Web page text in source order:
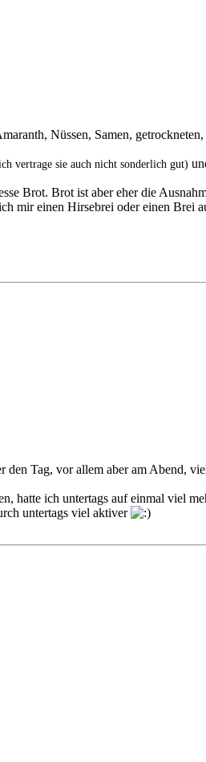
Nüssen, Samen,
vertrage sie auch nicht sonderlich gut)
Brot. Brot ist aber eher die
mir einen Hirsebrei oder einen Brei
Tag, vor allem aber am Abend,
hatte ich untertags auf einmal viel
untertags viel aktiver